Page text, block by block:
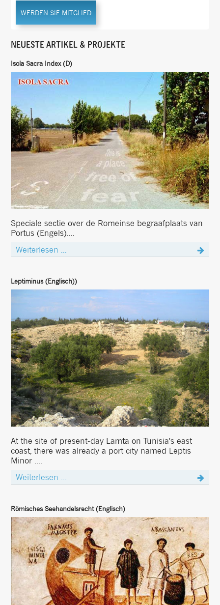
WERDEN SIE MITGLIED
NEUESTE ARTIKEL & PROJEKTE
Isola Sacra Index (D)
Speciale sectie over de Romeinse begraafplaats van
Portus (Engels)....
Weiterlesen ...
Leptiminus (Englisch))
At the site of present-day Lamta on Tunisia's east
coast, there was already a port city named Leptis
Minor ....
Weiterlesen ...
Römisches Seehandelsrecht (Englisch)